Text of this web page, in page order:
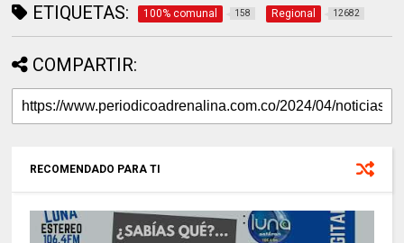
ETIQUETAS: 100% comunal 158 Regional 12682
COMPARTIR:
RECOMENDADO PARA TI